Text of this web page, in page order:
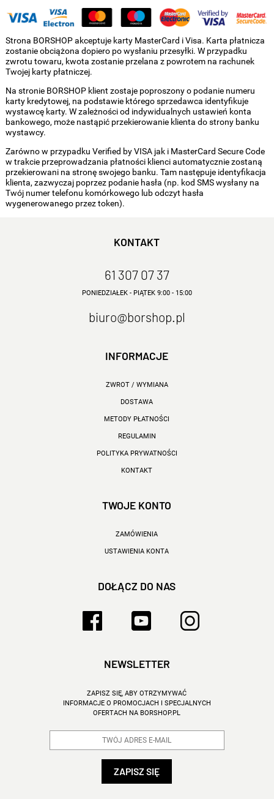
Strona BORSHOP akceptuje karty MasterCard i Visa. Karta płatnicza
zostanie obciążona dopiero po wysłaniu przesyłki. W przypadku
zwrotu towaru, kwota zostanie przelana z powrotem na rachunek
Twojej karty płatniczej.
Na stronie BORSHOP klient zostaje poproszony o podanie numeru
karty kredytowej, na podstawie którego sprzedawca identyfikuje
wystawcę karty. W zależności od indywidualnych ustawień konta
bankowego, może nastąpić przekierowanie klienta do strony banku
wystawcy.
Zarówno w przypadku Verified by VISA jak i MasterCard Secure Code
w trakcie przeprowadzania płatności klienci automatycznie zostaną
przekierowani na stronę swojego banku. Tam następuje identyfikacja
klienta, zazwyczaj poprzez podanie hasła (np. kod SMS wysłany na
Twój numer telefonu komórkowego lub odczyt hasła
wygenerowanego przez token).
KONTAKT
61 307 07 37
PONIEDZIAŁEK - PIĄTEK 9:00 - 15:00
biuro@borshop.pl
INFORMACJE
ZWROT / WYMIANA
DOSTAWA
METODY PŁATNOŚCI
REGULAMIN
POLITYKA PRYWATNOŚCI
KONTAKT
TWOJE KONTO
ZAMÓWIENIA
USTAWIENIA KONTA
DOŁĄCZ DO NAS
NEWSLETTER
ZAPISZ SIĘ, ABY OTRZYMYWAĆ
INFORMACJE O PROMOCJACH I SPECJALNYCH
OFERTACH NA BORSHOP.PL